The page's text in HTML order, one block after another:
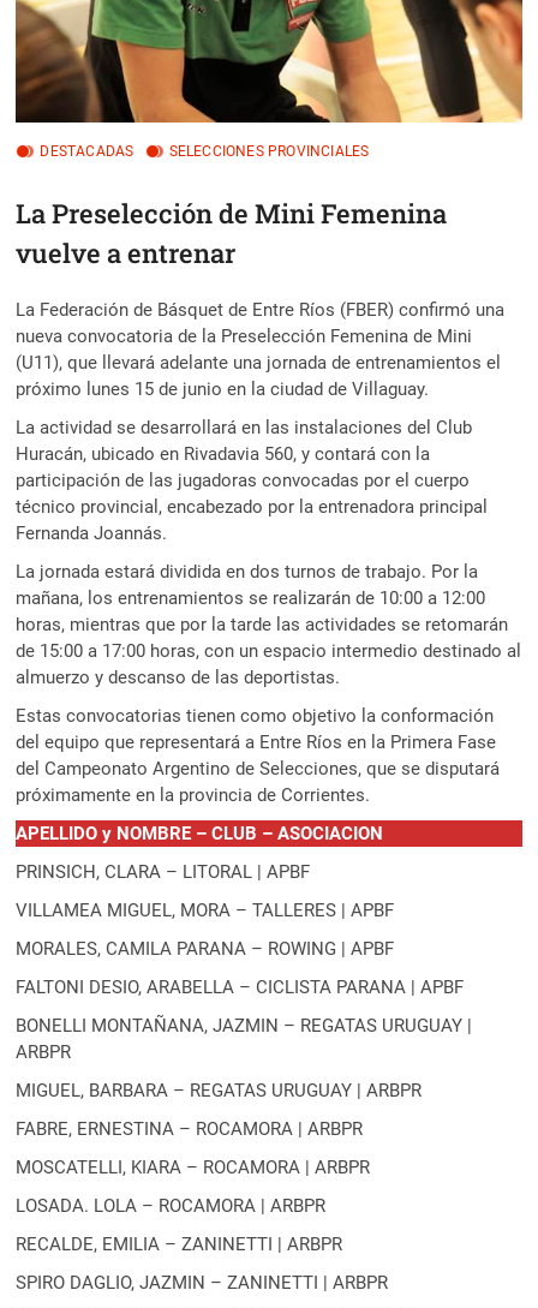
DESTACADAS SELECCIONES PROVINCIALES
La Preselección de Mini Femenina
vuelve a entrenar
La Federación de Básquet de Entre Ríos (FBER) confirmó una
nueva convocatoria de la Preselección Femenina de Mini
(U11), que llevará adelante una jornada de entrenamientos el
próximo lunes 15 de junio en la ciudad de Villaguay.
La actividad se desarrollará en las instalaciones del Club
Huracán, ubicado en Rivadavia 560, y contará con la
participación de las jugadoras convocadas por el cuerpo
técnico provincial, encabezado por la entrenadora principal
Fernanda Joannás.
La jornada estará dividida en dos turnos de trabajo. Por la
mañana, los entrenamientos se realizarán de 10:00 a 12:00
horas, mientras que por la tarde las actividades se retomarán
de 15:00 a 17:00 horas, con un espacio intermedio destinado al
almuerzo y descanso de las deportistas.
Estas convocatorias tienen como objetivo la conformación
del equipo que representará a Entre Ríos en la Primera Fase
del Campeonato Argentino de Selecciones, que se disputará
próximamente en la provincia de Corrientes.
APELLIDO y NOMBRE – CLUB – ASOCIACION
PRINSICH, CLARA – LITORAL | APBF
VILLAMEA MIGUEL, MORA – TALLERES | APBF
MORALES, CAMILA PARANA – ROWING | APBF
FALTONI DESIO, ARABELLA – CICLISTA PARANA | APBF
BONELLI MONTAÑANA, JAZMIN – REGATAS URUGUAY |
ARBPR
MIGUEL, BARBARA – REGATAS URUGUAY | ARBPR
FABRE, ERNESTINA – ROCAMORA | ARBPR
MOSCATELLI, KIARA – ROCAMORA | ARBPR
LOSADA. LOLA – ROCAMORA | ARBPR
RECALDE, EMILIA – ZANINETTI | ARBPR
SPIRO DAGLIO, JAZMIN – ZANINETTI | ARBPR